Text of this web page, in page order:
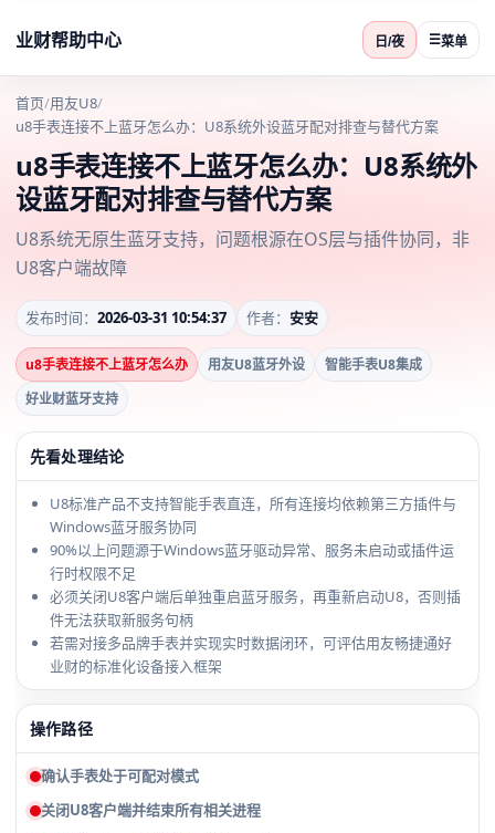
业财帮助中心 日/夜 ☰菜单
首页/用友U8/
u8手表连接不上蓝牙怎么办：U8系统外设蓝牙配对排查与替代方案
u8手表连接不上蓝牙怎么办：U8系统外
设蓝牙配对排查与替代方案
U8系统无原生蓝牙支持，问题根源在OS层与插件协同，非
U8客户端故障
发布时间： 2026-03-31 10:54:37 作者： 安安
u8手表连接不上蓝牙怎么办 用友U8蓝牙外设
智能手表U8集成
好业财蓝牙支持
先看处理结论
U8标准产品不支持智能手表直连，所有连接均依赖第三方插件与
Windows蓝牙服务协同
90%以上问题源于Windows蓝牙驱动异常、服务未启动或插件运
行时权限不足
必须关闭U8客户端后单独重启蓝牙服务，再重新启动U8，否则插
件无法获取新服务句柄
若需对接多品牌手表并实现实时数据闭环，可评估用友畅捷通好
业财的标准化设备接入框架
操作路径
确认手表处于可配对模式
关闭U8客户端并结束所有相关进程